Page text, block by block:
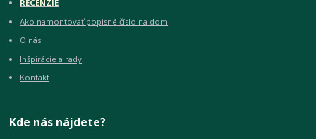
RECENZIE
Ako namontovať popisné číslo na dom
O nás
Inšpirácie a rady
Kontakt
Kde nás nájdete?